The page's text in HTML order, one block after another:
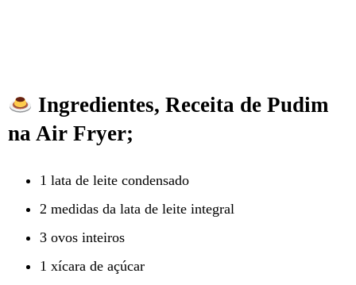
Ingredientes, Receita de Pudim
na Air Fryer;
1 lata de leite condensado
2 medidas da lata de leite integral
3 ovos inteiros
1 xícara de açúcar